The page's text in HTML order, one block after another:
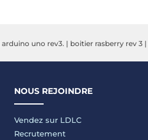
arduino uno rev3. | boitier rasberry rev 3 |
NOUS REJOINDRE
Vendez sur LDLC
Recrutement